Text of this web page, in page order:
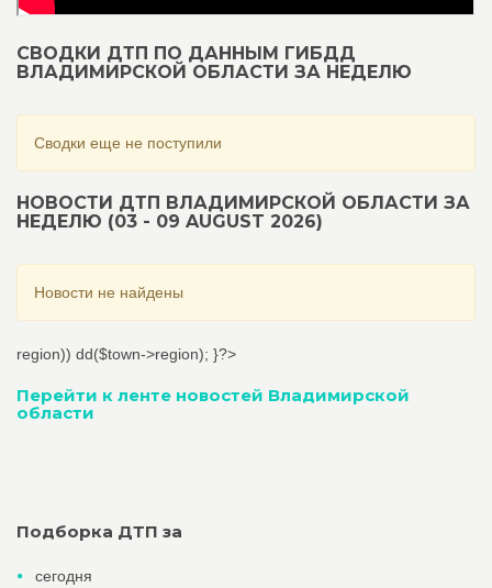
СВОДКИ ДТП ПО ДАННЫМ ГИБДД
ВЛАДИМИРСКОЙ ОБЛАСТИ ЗА НЕДЕЛЮ
Сводки еще не поступили
НОВОСТИ ДТП ВЛАДИМИРСКОЙ ОБЛАСТИ ЗА
НЕДЕЛЮ (03 - 09 AUGUST 2026)
Новости не найдены
region)) dd($town->region); }?>
Перейти к ленте новостей Владимирской
области
Подборка ДТП за
сегодня